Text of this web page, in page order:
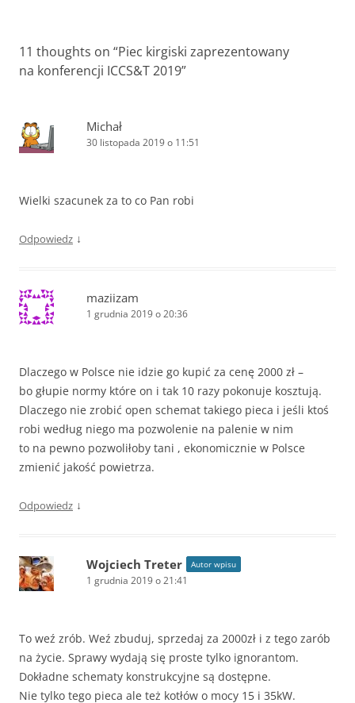
11 thoughts on “Piec kirgiski zaprezentowany
na konferencji ICCS&T 2019”
Michał
30 listopada 2019 o 11:51
Wielki szacunek za to co Pan robi
Odpowiedz ↓
maziizam
1 grudnia 2019 o 20:36
Dlaczego w Polsce nie idzie go kupić za cenę 2000 zł –
bo głupie normy które on i tak 10 razy pokonuje kosztują.
Dlaczego nie zrobić open schemat takiego pieca i jeśli ktoś
robi według niego ma pozwolenie na palenie w nim
to na pewno pozwoliłoby tani , ekonomicznie w Polsce
zmienić jakość powietrza.
Odpowiedz ↓
Wojciech Treter Autor wpisu
1 grudnia 2019 o 21:41
To weź zrób. Weź zbuduj, sprzedaj za 2000zł i z tego zarób
na życie. Sprawy wydają się proste tylko ignorantom.
Dokładne schematy konstrukcyjne są dostępne.
Nie tylko tego pieca ale też kotłów o mocy 15 i 35kW.